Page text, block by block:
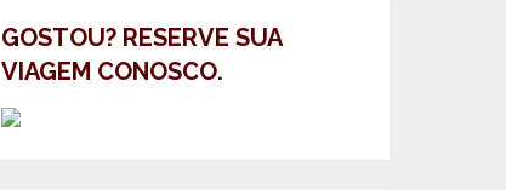
GOSTOU? RESERVE SUA
VIAGEM CONOSCO.